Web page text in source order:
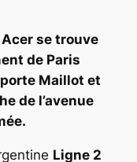
se trouve
de Paris
Maillot et
de l’avenue
Ligne 2